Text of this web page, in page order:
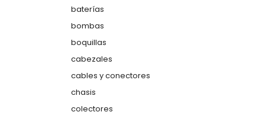
baterías
bombas
boquillas
cabezales
cables y conectores
chasis
colectores